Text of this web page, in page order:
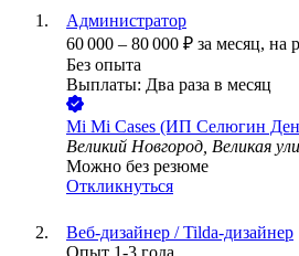
Администратор
60 000 – 80 000 ₽ за месяц, на
Без опыта
Выплаты: Два раза в месяц
Mi Mi Cases (ИП Селюгин
Великий Новгород, Великая
Можно без резюме
Откликнуться
Веб-дизайнер / Tilda-дизайнер